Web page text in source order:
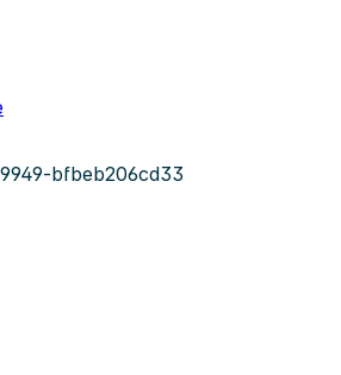
bfbeb206cd33